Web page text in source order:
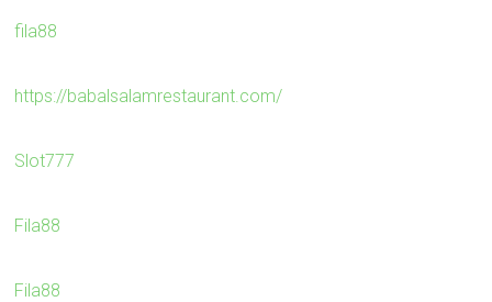
fila88
https://babalsalamrestaurant.com/
Slot777
Fila88
Fila88